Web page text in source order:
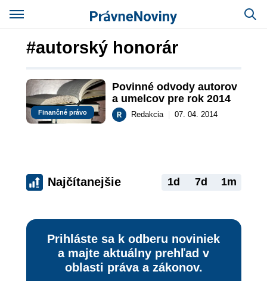
#autorský honorár
Finančné právo
Povinné odvody autorov
a umelcov pre rok 2014
Redakcia 07. 04. 2014
Najčítanejšie 1d 7d 1m
Prihláste sa k odberu noviniek
a majte aktuálny prehľad v
oblasti práva a zákonov.